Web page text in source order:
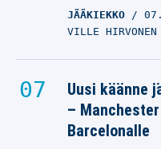
JÄÄKIEKKO
VILLE HIRVONEN
Uusi käänne
–
Barcelonalle